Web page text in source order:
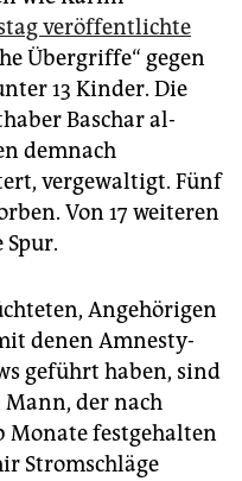
veröffentlichte
Übergriffe“ gegen
13 Kinder. Die
Baschar al-
demnach
vergewaltigt. Fünf
Von 17 weiteren
Angehörigen
denen Amnesty-
geführt haben, sind
der nach
Monate festgehalten
Stromschläge